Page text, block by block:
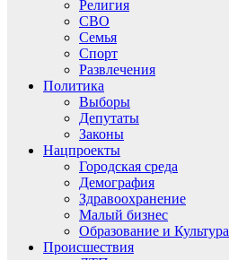
Религия
СВО
Семья
Спорт
Развлечения
Политика
Выборы
Депутаты
Законы
Нацпроекты
Городская среда
Демография
Здравоохранение
Малый бизнес
Образование и Культура
Происшествия